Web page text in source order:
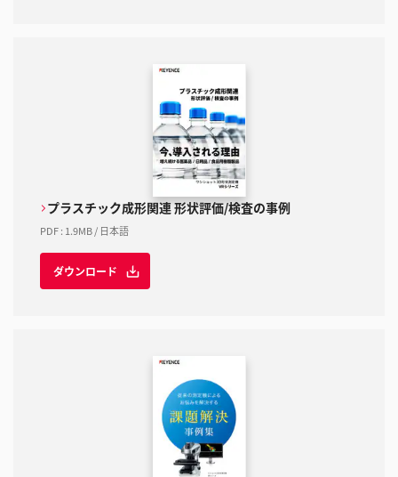
プラスチック成形関連 形状評価/検査の事例
PDF: 1.9MB/ 日本語
ダウンロード